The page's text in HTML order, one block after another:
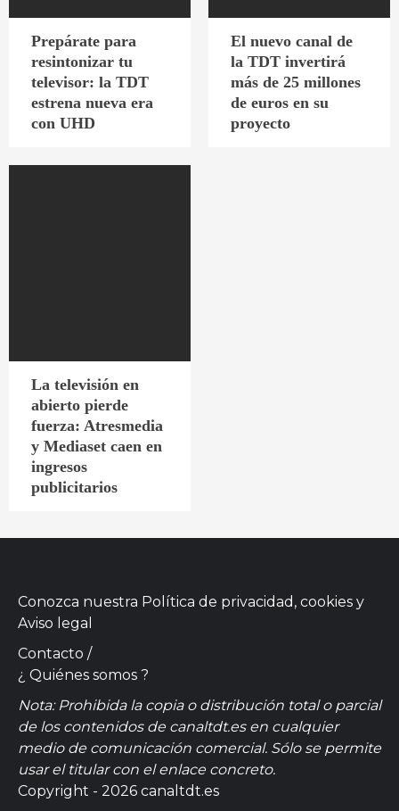
Prepárate para
resintonizar tu
televisor: la TDT
estrena nueva era
con UHD
El nuevo canal de
la TDT invertirá
más de 25 millones
de euros en su
proyecto
La televisión en
abierto pierde
fuerza: Atresmedia
y Mediaset caen en
ingresos
publicitarios
Conozca nuestra Política de privacidad, cookies y
Aviso legal
Contacto /
¿ Quiénes somos ?
Nota: Prohibida la copia o distribución total o parcial
de los contenidos de canaltdt.es en cualquier
medio de comunicación comercial. Sólo se permite
usar el titular con el enlace concreto.
Copyright - 2026 canaltdt.es